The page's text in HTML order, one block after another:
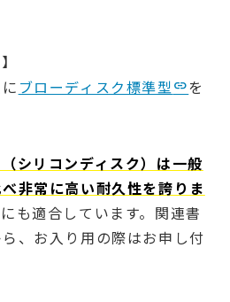
ブローディスク標準型
を
シリコンディスク）は一般
非常に高い耐久性を誇りま
も適合しています。関連書
、お入り用の際はお申し付